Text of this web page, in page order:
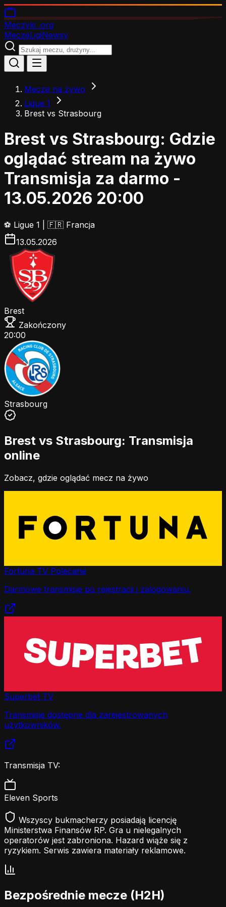
Meczyki .org
MeczeLigiNewsy
Mecze na żywo
Ligue 1
Brest vs Strasbourg
Brest vs Strasbourg: Gdzie
oglądać stream na żywo
Transmisja za darmo -
13.05.2026 20:00
⚽ Ligue 1
🇫🇷 Francja
13.05.2026
Brest
Zakończony
20:00
Strasbourg
Brest vs Strasbourg: Transmisja
online
Zobacz, gdzie oglądać mecz na żywo
Fortuna TV Polecane
Darmowe transmisje po rejestracji i zalogowaniu.
Superbet TV
Transmisje dostępne dla zarejestrowanych
użytkowników.
Transmisja TV:
Eleven Sports
Wszyscy bukmacherzy posiadają licencję
Ministerstwa Finansów RP. Gra u nielegalnych
operatorów jest zabroniona. Hazard wiąże się z
ryzykiem. Serwis zawiera materiały reklamowe.
Bezpośrednie mecze (H2H)